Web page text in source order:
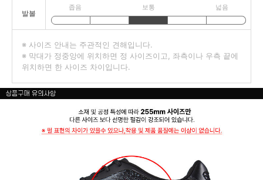
발볼
좁음 보통 넓음
※ 사이즈 안내는 주관적인 견해입니다.
※ 막대가 정중앙에 위치하면 정 사이즈이고, 좌측이나 우측 끝에
위치하면 한 사이즈 차이입니다.